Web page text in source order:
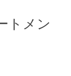
艶やか美髪
トメン